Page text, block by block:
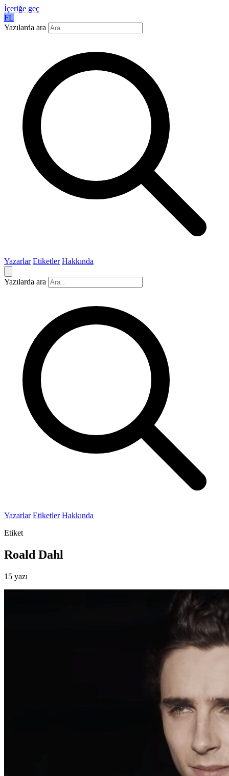
İçeriğe geç
FL
Yazılarda ara
Yazarlar Etiketler Hakkında
Yazılarda ara
Yazarlar Etiketler Hakkında
Etiket
Roald Dahl
15 yazı